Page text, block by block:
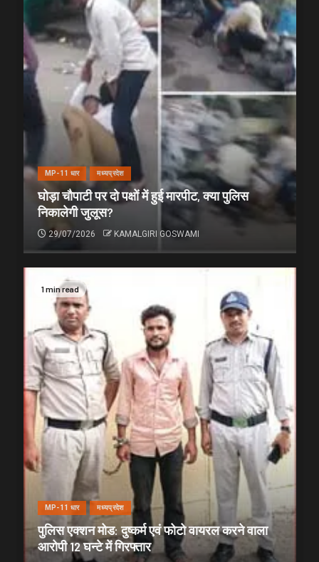
MP-11 धार मध्यप्रदेश
घोड़ा चौपाटी पर दो पक्षों में हुई मारपीट, क्या पुलिस
निकालेगी जुलूस?
29/07/2026 KAMALGIRI GOSWAMI
1 min read
MP-11 धार मध्यप्रदेश
पुलिस एक्शन मोड: दुष्कर्म एवं फोटो वायरल करने वाला
आरोपी 12 घन्टे में गिरफ्तार